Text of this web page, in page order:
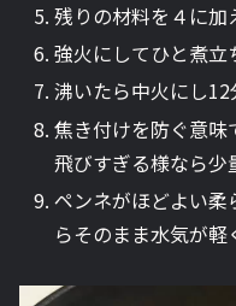
残りの材料を４に加
強火にしてひと煮立
沸いたら中火にし
焦き付けを防ぐ意
飛びすぎる様なら少
ペンネがほどよい
らそのまま水気が軽